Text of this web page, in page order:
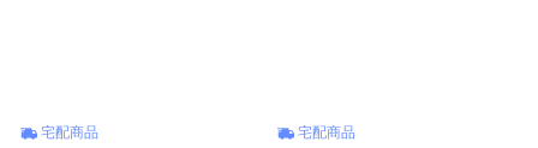
宅配商品 宅配商品